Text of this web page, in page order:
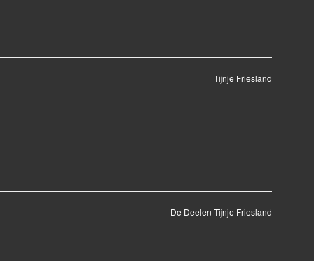
Tijnje Friesland
De Deelen Tijnje Friesland